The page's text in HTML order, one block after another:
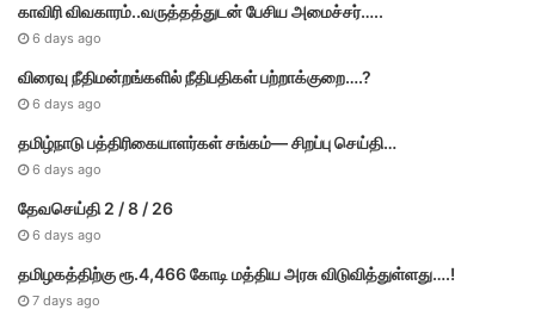
காவிரி விவகாரம்..வருத்தத்துடன் பேசிய அமைச்சர்…..
6 days ago
விரைவு நீதிமன்றங்களில் நீதிபதிகள் பற்றாக்குறை….?
6 days ago
தமிழ்நாடு பத்திரிகையாளர்கள் சங்கம்— சிறப்பு செய்தி…
6 days ago
தேவசெய்தி 2 / 8 / 26
6 days ago
தமிழகத்திற்கு ரூ.4,466 கோடி மத்திய அரசு விடுவித்துள்ளது….!
7 days ago